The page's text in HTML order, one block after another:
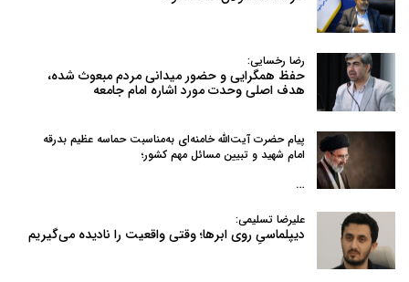
رضا رخسایی:
حفظ همگرایی و حضور میدانی مردم مبعوث شده،
هدف اصلی وحدت مورد اشاره امام جامعه
پیام حضرت آیت‌الله خامنه‌ای به‌مناسبت حماسه عظیم بدرقه
امام شهید و تبیین مسائل مهم کشور؛
…
علیرضا تسلیمی:
دیپلماسیِ روی ابرها؛ وقتی واقعیت را نادیده می‌گیریم